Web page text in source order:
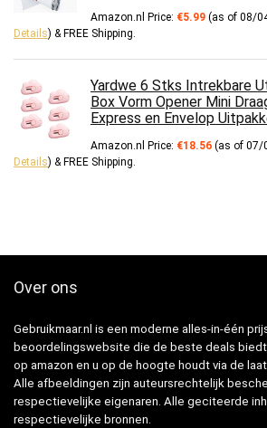
Amazon.nl Price: €5.99 (as of 08/
Details) & FREE Shipping.
Yardwe 6 Stks Intrekbare
Box Vorm Opener Mini
Express en Envelop
Amazon.nl Price: €18.56 (as of 07/
Details) & FREE Shipping.
Over ons
Gebruikmaar.nl is een moderne alles-in-één
beoordelingswebsite die de beste deals
op amazon en u op de hoogte houdt via de
Alle afbeeldingen zijn auteursrechtelijk
respectievelijke eigenaren. Alle geciteerde
respectievelijke bronnen.